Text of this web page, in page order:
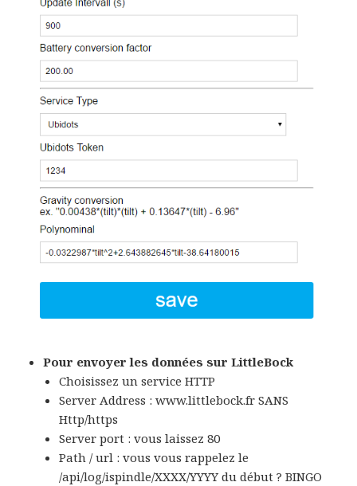
Pour envoyer les données sur LittleBock
Choisissez un service HTTP
Server Address : www.littlebock.fr SANS
Http/https
Server port : vous laissez 80
Path / url : vous vous rappelez le
/api/log/ispindle/XXXX/YYYY du début ? BINGO